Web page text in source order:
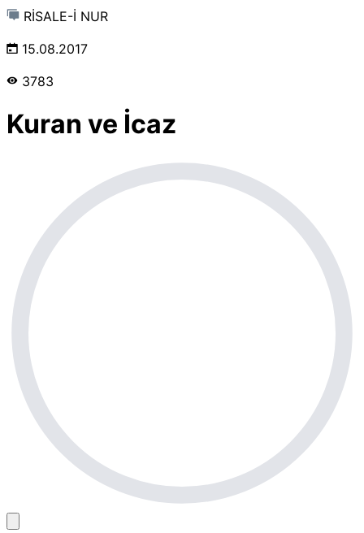
RİSALE-İ NUR
15.08.2017
3783
Kuran ve İcaz